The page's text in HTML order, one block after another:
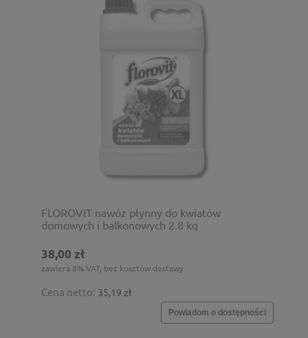
FLOROVIT nawóz płynny do kwiatów
domowych i balkonowych 2.8 kg
38,00 zł
zawiera 8% VAT, bez kosztów dostawy
Cena netto: 35,19 zł
Powiadom o dostępności